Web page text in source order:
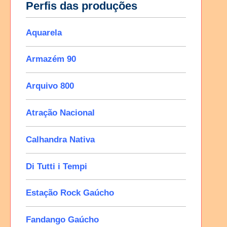
Perfis das produções
Aquarela
Armazém 90
Arquivo 800
Atração Nacional
Calhandra Nativa
Di Tutti i Tempi
Estação Rock Gaúcho
Fandango Gaúcho